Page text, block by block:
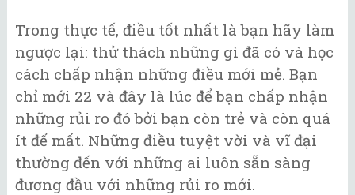
Trong thực tế, điều tốt nhất là bạn hãy làm
ngược lại: thử thách những gì đã có và học
cách chấp nhận những điều mới mẻ. Bạn
chỉ mới 22 và đây là lúc để bạn chấp nhận
những rủi ro đó bởi bạn còn trẻ và còn quá
ít để mất. Những điều tuyệt vời và vĩ đại
thường đến với những ai luôn sẵn sàng
đương đầu với những rủi ro mới.